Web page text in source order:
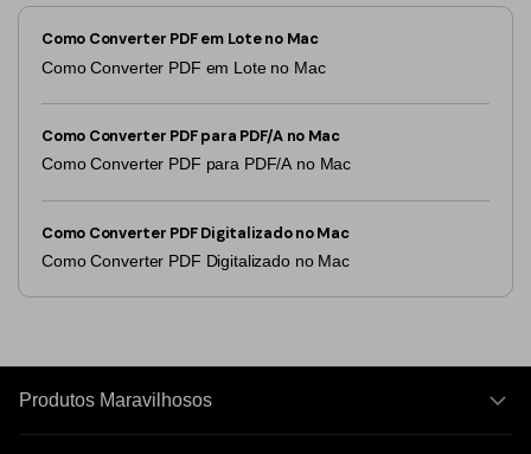
Como Converter PDF em Lote no Mac
Como Converter PDF em Lote no Mac
Como Converter PDF para PDF/A no Mac
Como Converter PDF para PDF/A no Mac
Como Converter PDF Digitalizado no Mac
Como Converter PDF Digitalizado no Mac
Produtos Maravilhosos